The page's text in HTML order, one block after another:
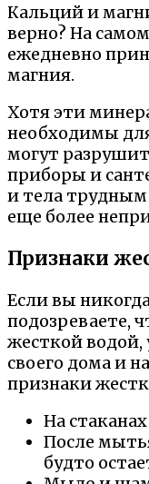
Кальций и
верно? На
ежедневно
магния.
Хотя эти
необходимы
могут
приборы и
и тела
еще более
Признаки
Если вы
подозреваете,
жесткой водой,
своего дома и
признаки
На
После
будто